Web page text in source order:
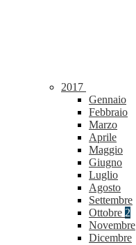
2017
Gennaio
Febbraio
Marzo
Aprile
Maggio
Giugno
Luglio
Agosto
Settembre
Ottobre 2
Novembre
Dicembre